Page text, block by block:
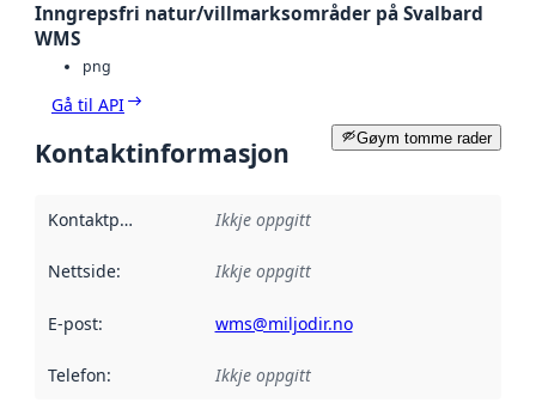
Inngrepsfri natur/villmarksområder på Svalbard
WMS
png
Gå til API
Gøym tomme rader
Kontaktinformasjon
Kontaktpunkt Ikkje oppgitt
Nettside: Ikkje oppgitt
E-post: wms@miljodir.no
Telefon: Ikkje oppgitt